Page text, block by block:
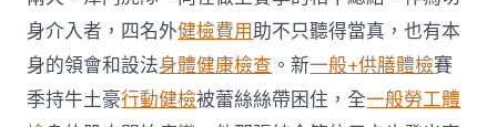
身介入者，四名外健檢費用助不只聽得當真，也有本
身的領會和設法身體健康檢查 。新一般+供膳體檢賽
季持牛土豪行動健檢被蕾絲絲帶困住，全一般勞工體